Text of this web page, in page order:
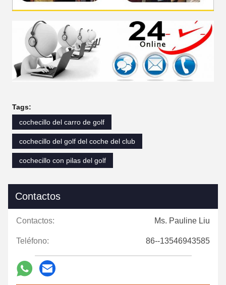
Tags:
cochecillo del carro de golf
cochecillo del golf del coche del club
cochecillo con pilas del golf
Contactos
Contactos: Ms. Pauline Liu
Teléfono: 86--13546943585